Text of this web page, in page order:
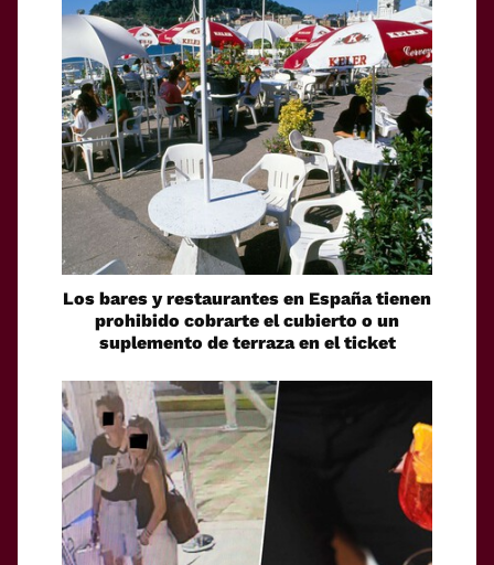
Los bares y restaurantes en España tienen
prohibido cobrarte el cubierto o un
suplemento de terraza en el ticket